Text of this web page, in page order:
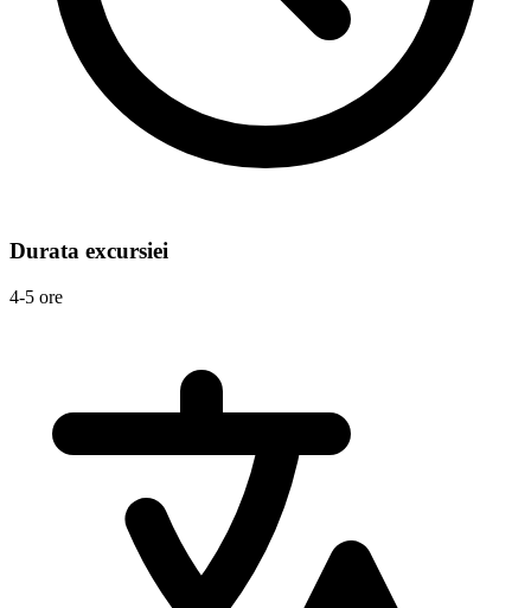
Durata excursiei
4-5 ore